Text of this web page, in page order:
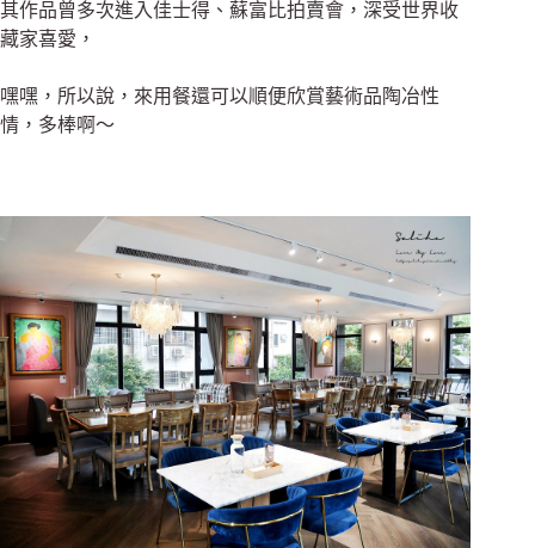
其作品曾多次進入佳士得、蘇富比拍賣會， 深受世界收
藏家喜愛，
嘿嘿，所以說，來用餐還可以順便欣賞藝術品陶冶性
情，多棒啊～